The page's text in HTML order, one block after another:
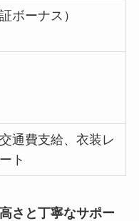
ボーナス）
通費支給、衣装レ
ト
さと丁寧なサポー